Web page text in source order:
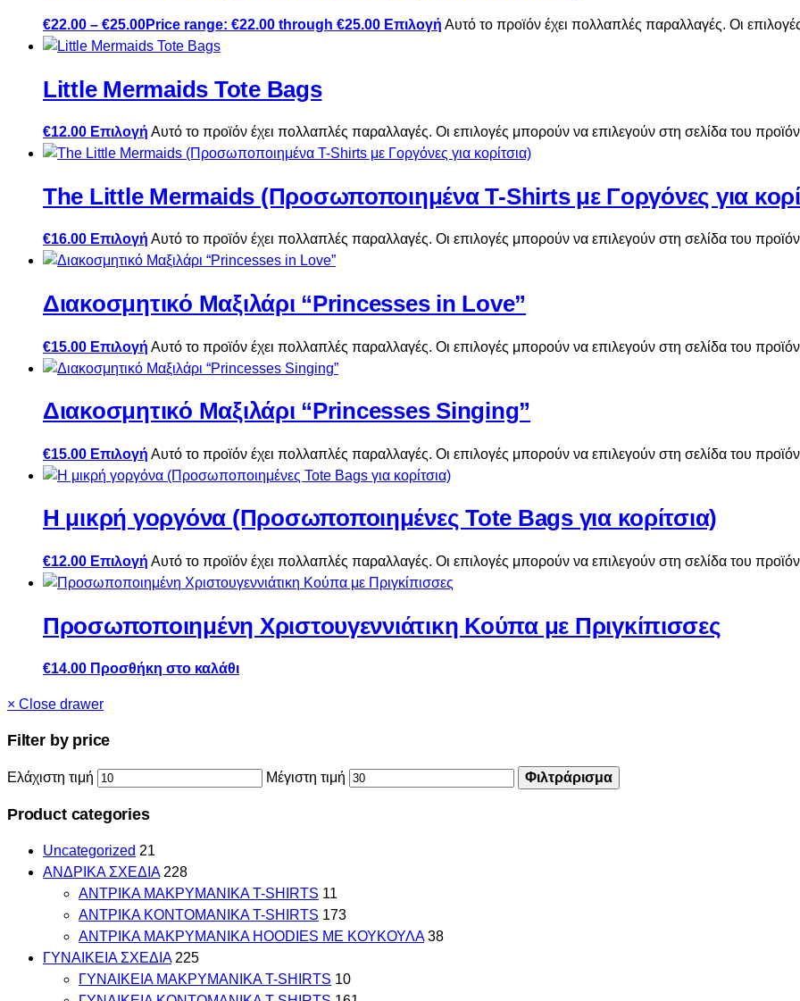
€22.00 – €25.00Price range: €22.00 through €25.00 Επιλογή Αυτό το προϊόν έχει πολλαπλές παραλλαγές. Οι
Little Mermaids Tote Bags
€12.00 Επιλογή Αυτό το προϊόν έχει πολλαπλές παραλλαγές. Οι επιλογές μπορούν να επιλεγούν στη σελίδα του
The Little Mermaids (Προσωποποιημένα T-Shirts με Γοργόνες για
€16.00 Επιλογή Αυτό το προϊόν έχει πολλαπλές παραλλαγές. Οι επιλογές μπορούν να επιλεγούν στη σελίδα του
Διακοσμητικό Μαξιλάρι “Princesses in Love”
€15.00 Επιλογή Αυτό το προϊόν έχει πολλαπλές παραλλαγές. Οι επιλογές μπορούν να επιλεγούν στη σελίδα του
Διακοσμητικό Μαξιλάρι “Princesses Singing”
€15.00 Επιλογή Αυτό το προϊόν έχει πολλαπλές παραλλαγές. Οι επιλογές μπορούν να επιλεγούν στη σελίδα του
Η μικρή γοργόνα (Προσωποποιημένες Tote Bags για κορίτσια)
€12.00 Επιλογή Αυτό το προϊόν έχει πολλαπλές παραλλαγές. Οι επιλογές μπορούν να επιλεγούν στη σελίδα του
Προσωποποιημένη Χριστουγεννιάτικη Κούπα με Πριγκίπισσες
€14.00 Προσθήκη στο καλάθι
× Close drawer
Filter by price
Ελάχιστη τιμή Μέγιστη τιμή Φιλτράρισμα
Product categories
Uncategorized 21
ΑΝΔΡΙΚΑ ΣΧΕΔΙΑ 228
ΑΝΤΡΙΚΑ MAKΡYMANIKA T-SHIRTS 11
ΑΝΤΡΙΚΑ ΚΟΝΤΟΜΑΝΙΚΑ T-SHIRTS 173
ΑΝΤΡΙΚΑ ΜΑΚΡΥΜΑΝΙΚΑ HOODIES ΜΕ ΚΟΥΚΟΥΛΑ 38
ΓΥΝΑΙΚΕΙΑ ΣΧΕΔΙΑ 225
ΓΥΝΑΙΚΕΙΑ MAKΡYMANIKA T-SHIRTS 10